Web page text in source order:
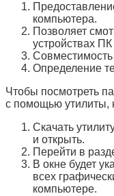
компьютера.
Позволяет
устройствах
Определение
Чтобы посмотреть
с помощью утилиты,
Скачать
и открыть.
Перейти в
В окне будет
всех
компьютере.